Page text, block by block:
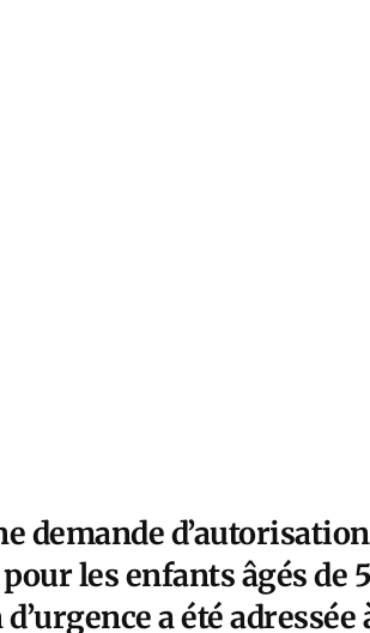
demande
les enfants âgés de 5
a été adressée